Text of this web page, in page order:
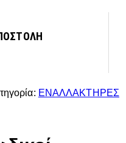
ΕΝΑΛΛΑΚΤΗΡΕΣ